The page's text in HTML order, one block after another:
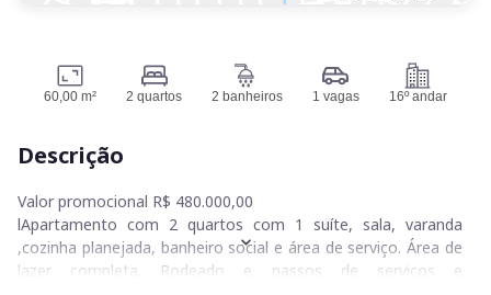
60,00 m² 2 quartos 2 banheiros 1 vagas 16º andar
Descrição
Valor promocional R$ 480.000,00
lApartamento com 2 quartos com 1 suíte, sala, varanda
,cozinha planejada, banheiro social e área de serviço. Área de
lazer completa. Rodeado e passos de serviços e